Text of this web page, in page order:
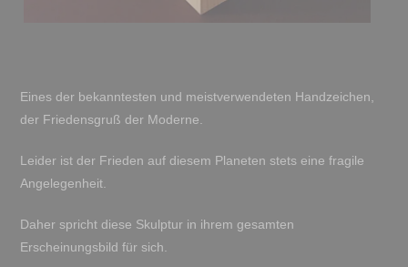
Eines der bekanntesten und meistverwendeten Handzeichen,
der Friedensgruß der Moderne.
Leider ist der Frieden auf diesem Planeten stets eine fragile
Angelegenheit.
Daher spricht diese Skulptur in ihrem gesamten
Erscheinungsbild für sich.